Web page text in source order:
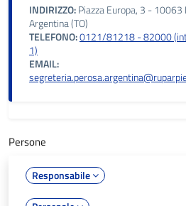
INDIRIZZO:Piazza Europa, 3 - 10063
Argentina (TO)
TELEFONO:0121/81218 - 82000
1)
EMAIL:
Persone
Responsabile